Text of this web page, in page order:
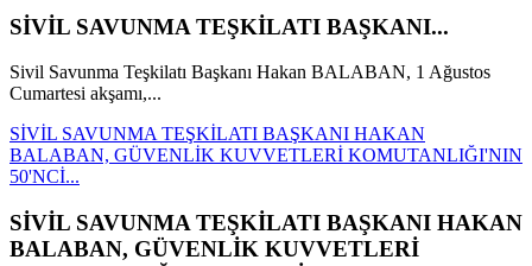
SİVİL SAVUNMA TEŞKİLATI BAŞKANI...
Sivil Savunma Teşkilatı Başkanı Hakan BALABAN, 1 Ağustos
Cumartesi akşamı,...
SİVİL SAVUNMA TEŞKİLATI BAŞKANI HAKAN
BALABAN, GÜVENLİK KUVVETLERİ KOMUTANLIĞI'NIN
50'NCİ...
SİVİL SAVUNMA TEŞKİLATI BAŞKANI HAKAN
BALABAN, GÜVENLİK KUVVETLERİ